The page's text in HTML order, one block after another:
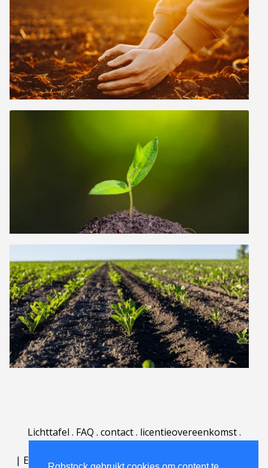
Lichttafel . FAQ . contact. licentieovereenkomst.
| English | Deutsch Español | Português